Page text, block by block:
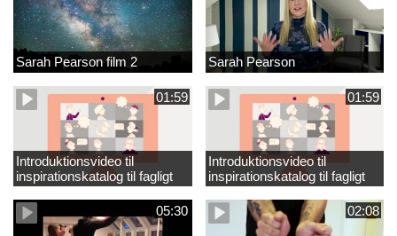
Sarah Pearson film 2 Sarah Pearson
01:59
Introduktionsvideo til
inspirationskatalog til fagligt
løft_tilrettet
01:59
Introduktionsvideo til
inspirationskatalog til fagligt
løft
05:30
02:08